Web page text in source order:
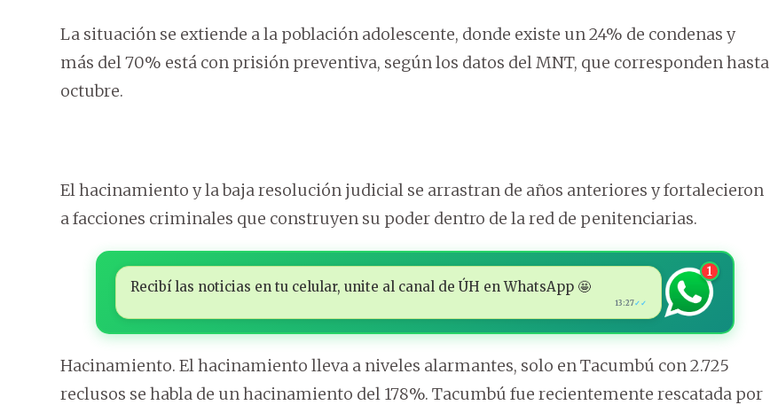
La situación se extiende a la población adolescente, donde existe un 24% de condenas y
más del 70% está con prisión preventiva, según los datos del MNT, que corresponden hasta
octubre.
El hacinamiento y la baja resolución judicial se arrastran de años anteriores y fortalecieron
a facciones criminales que construyen su poder dentro de la red de penitenciarias.
Recibí las noticias en tu celular, unite al canal de ÚH en WhatsApp 🤩
13:27✓✓
1
Hacinamiento. El hacinamiento lleva a niveles alarmantes, solo en Tacumbú con 2.725
reclusos se habla de un hacinamiento del 178%. Tacumbú fue recientemente rescatada por